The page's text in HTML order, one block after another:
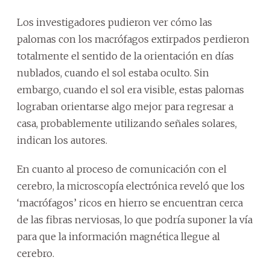
Los investigadores pudieron ver cómo las
palomas con los macrófagos extirpados perdieron
totalmente el sentido de la orientación en días
nublados, cuando el sol estaba oculto. Sin
embargo, cuando el sol era visible, estas palomas
lograban orientarse algo mejor para regresar a
casa, probablemente utilizando señales solares,
indican los autores.
En cuanto al proceso de comunicación con el
cerebro, la microscopía electrónica reveló que los
‘macrófagos’ ricos en hierro se encuentran cerca
de las fibras nerviosas, lo que podría suponer la vía
para que la información magnética llegue al
cerebro.